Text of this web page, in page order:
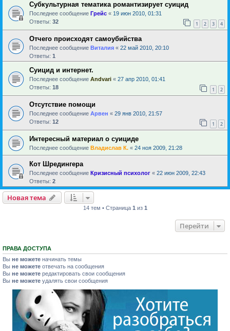
Субкультурная тематика романтизирует суицид
Последнее сообщение Грейс « 19 июн 2010, 01:31
Ответы: 32 1 2 3 4
Отчего происходят самоубийства
Последнее сообщение Виталия « 22 май 2010, 20:10
Ответы: 1
Суицид и интернет.
Последнее сообщение Andvari « 27 апр 2010, 01:41
Ответы: 18 1 2
Отсутствие помощи
Последнее сообщение Арвен « 29 янв 2010, 21:57
Ответы: 12 1 2
Интересный материал о суициде
Последнее сообщение Владислав К. « 24 ноя 2009, 21:28
Кот Шредингера
Последнее сообщение Кризисный психолог « 22 июн 2009, 22:43
Ответы: 2
Новая тема
14 тем • Страница 1 из 1
Перейти
ПРАВА ДОСТУПА
Вы не можете начинать темы
Вы не можете отвечать на сообщения
Вы не можете редактировать свои сообщения
Вы не можете удалять свои сообщения